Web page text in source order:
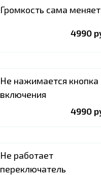
Громкость сама
4990
Не нажимается кнопка
включения
4990
Не работает
переключатель